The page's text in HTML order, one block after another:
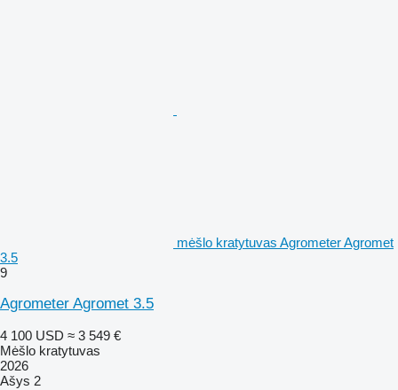
mėšlo kratytuvas Agrometer Agromet
3.5
9
Agrometer Agromet 3.5
4 100 USD ≈ 3 549 €
Mėšlo kratytuvas
2026
Ašys 2